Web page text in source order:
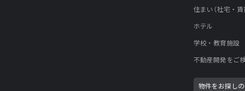
住まい（社宅・賃
ホテル
学校・教育施設
不動産開発をご
物件をお探し